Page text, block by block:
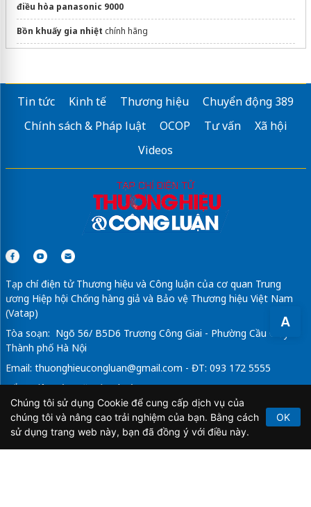
A
điều hòa panasonic 9000
Bồn khuấy gia nhiệt chính hãng
bột đá CaCO3
dán phim cách nhiệt ô tô
robot hàn tự động
Tin tức Kinh tế Thương hiệu
Chuyển động 389
Chính sách & Pháp luật
OCOP Tư vấn
Xã hội
Videos
Tạp chí điện tử Thương hiệu và Công luận của cơ quan Trung
ương Hiệp hội Chống hàng giả và Bảo vệ Thương hiệu Việt Nam
(Vatap)
Tòa soạn: Ngõ 56/ B5D6 Trương Công Giai - Phường Cầu Giấy -
Thành phố Hà Nội
Email: thuonghieucongluan@gmail.com - ĐT: 093 172 5555
Tổng Biên Tập: Vũ Đức Thuận
Giấy phép hoạt động báo chí điện tử số 64/GP-BTTTT do Bộ
Thông tin và Truyền thông cấp ngày 21/2/2020.
Chúng tôi sử dụng Cookie để cung cấp dịch vụ của
chúng tôi và nâng cao trải nghiệm của bạn. Bằng cách
sử dụng trang web này, bạn đã đồng ý với điều này.
OK